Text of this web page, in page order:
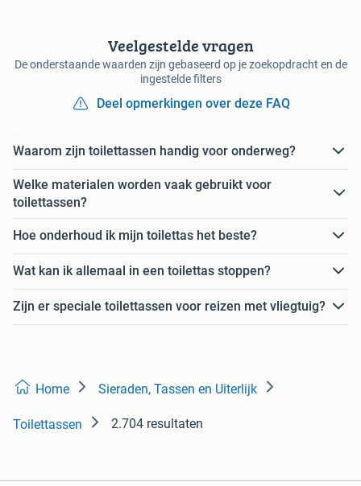
Veelgestelde vragen
De onderstaande waarden zijn gebaseerd op je zoekopdracht en de
ingestelde filters
Deel opmerkingen over deze FAQ
Waarom zijn toilettassen handig voor onderweg?
Welke materialen worden vaak gebruikt voor
toilettassen?
Hoe onderhoud ik mijn toilettas het beste?
Wat kan ik allemaal in een toilettas stoppen?
Zijn er speciale toilettassen voor reizen met vliegtuig?
Home Sieraden, Tassen en Uiterlijk
Toilettassen 2.704 resultaten